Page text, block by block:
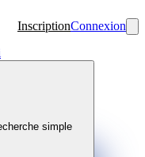
InscriptionConnexion
simple